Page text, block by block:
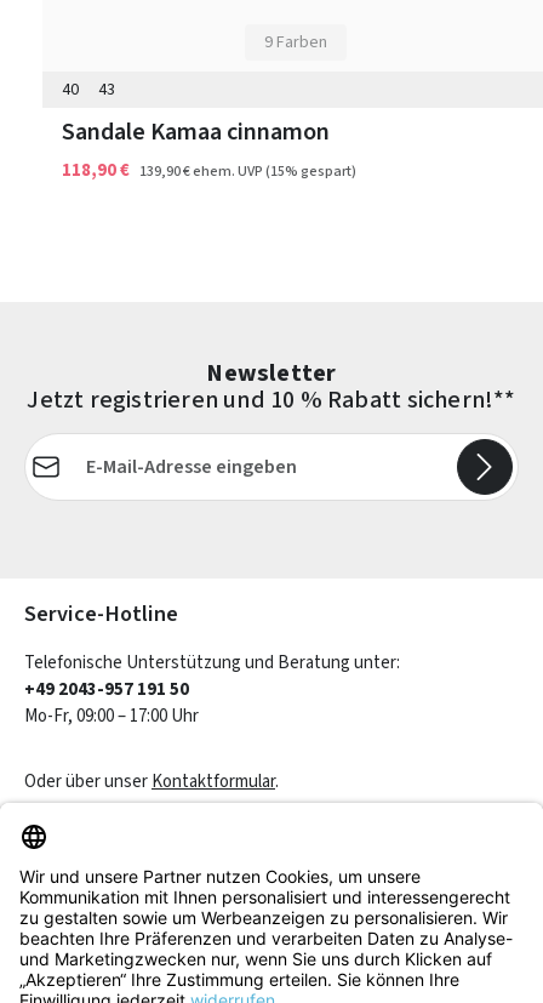
9 Farben
40
43
Sandale Kamaa cinnamon
118,90 € 139,90 €ehem. UVP(15% gespart)
Newsletter
Jetzt registrieren und 10 % Rabatt sichern!**
E-Mail-Adresse*
Service-Hotline
Telefonische Unterstützung und Beratung unter:
+49 2043-957 191 50
Mo-Fr, 09:00 – 17:00 Uhr
Oder über unserKontaktformular.
Service & Beratung